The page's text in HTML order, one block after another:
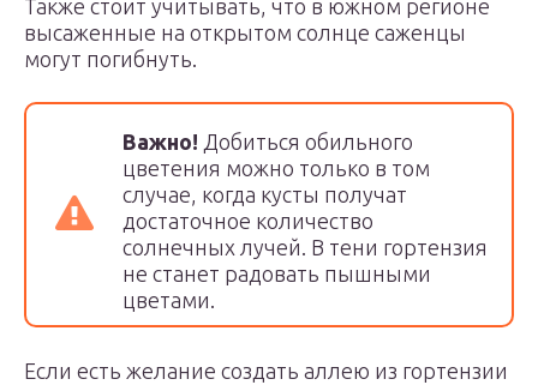
Также стоит учитывать, что в южном регионе
высаженные на открытом солнце саженцы
могут погибнуть.
Важно! Добиться обильного
цветения можно только в том
случае, когда кусты получат
достаточное количество
солнечных лучей. В тени гортензия
не станет радовать пышными
цветами.
Если есть желание создать аллею из гортензии